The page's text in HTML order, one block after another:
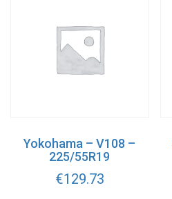
Yokohama – V108 –
225/55R19
€129.73